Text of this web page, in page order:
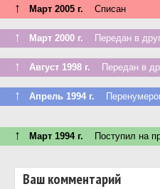
↑ Март 2005 г. Списан
↑ Март 2000 г. Передан в
↑ Август 1998 г. Передан в
↑ Апрель 1994 г.
↑ Март 1994 г. Поступил на
Ваш комментарий